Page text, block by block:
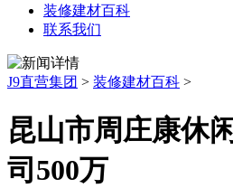
装修建材百科
联系我们
J9直营集团 > 装修建材百科 >
昆山市周庄康休
司500万